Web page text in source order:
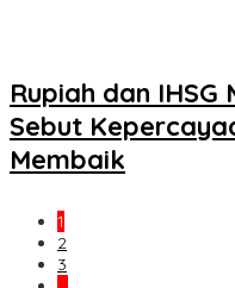
Rupiah dan
Sebut
Membaik
1
2
3